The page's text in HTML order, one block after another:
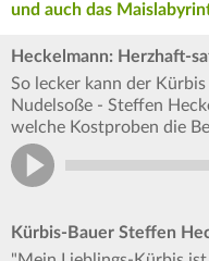
und auch das
Heckelmann: Herzhaft-
So lecker kann der
Nudelsoße - Steffen
welche Kostproben die
Kürbis-Bauer Steffen